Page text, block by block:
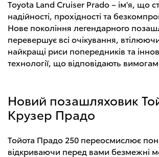
Toyota Land Cruiser Prado – ім'я, що
надійності, прохідності та
Нове покоління легендарного
перевершує всі очікування,
найкращі риси попередників та
технології, що відповідають вимогам
Новий позашляховик
Крузер Прадо
Тойота Прадо 250 переосмислює
відкриваючи перед вами безмежні